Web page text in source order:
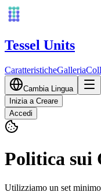
Tessel Units
CaratteristicheGalleria
Cambia Lingua
Inizia a Creare
Accedi
Politica sui
Utilizziamo un set